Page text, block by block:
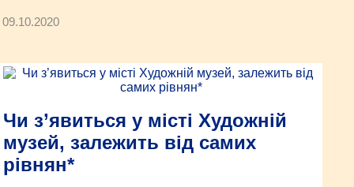
09.10.2020
Чи з’явиться у місті Художній
музей, залежить від самих
рівнян*